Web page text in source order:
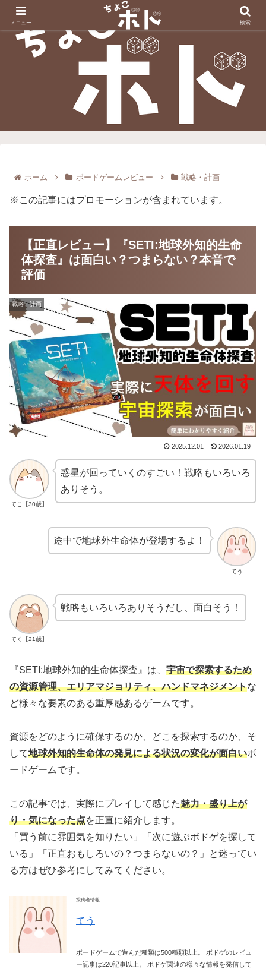
ホーム ボードゲームレビュー 戦略・計画
※この記事にはプロモーションが含まれています。
【正直レビュー】『SETI:地球外知的生命
体探査』は面白い？つまらない？本音で
評価
戦略・計画
2025.12.01 2026.01.19
てこ【30歳】
惑星が回っていくのすごい！戦略もいろいろ
ありそう。
てう
途中で地球外生命体が登場するよ！
てく【21歳】
戦略もいろいろありそうだし、面白そう！
『SETI:地球外知的生命体探査』は、 宇宙で探索するため
の資源管理、エリアマジョリティ、ハンドマネジメントな
ど様々な要素のある重厚感あるゲームです。
資源をどのように確保するのか、どこを探索するのか、そ
して地球外知的生命体の発見による状況の変化が面白いボ
ードゲームです。
この記事では、実際にプレイして感じた魅力・盛り上が
り・気になった点を正直に紹介します。
「買う前に雰囲気を知りたい」「次に遊ぶボドゲを探して
いる」「正直おもしろいの？つまらないの？」と迷ってい
る方はぜひ参考にしてみてください。
投稿者情報
てう
ボードゲームで遊んだ種類は500種類以上。 ボドゲのレビュ
ー記事は220記事以上。 ボドゲ関連の様々な情報を発信して
メニュー 検索